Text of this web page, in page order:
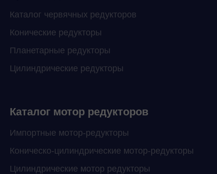
Каталог червячных редукторов
Конические редукторы
Планетарные редукторы
Цилиндрические редукторы
Каталог мотор редукторов
Импортные мотор-редукторы
Коническо-цилиндрические мотор-редукторы
Цилиндрические мотор редукторы